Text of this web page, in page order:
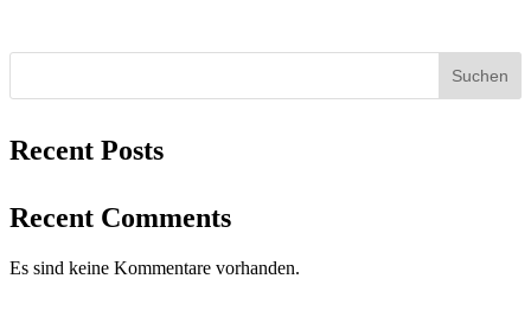
Suchen
Recent Posts
Recent Comments
Es sind keine Kommentare vorhanden.